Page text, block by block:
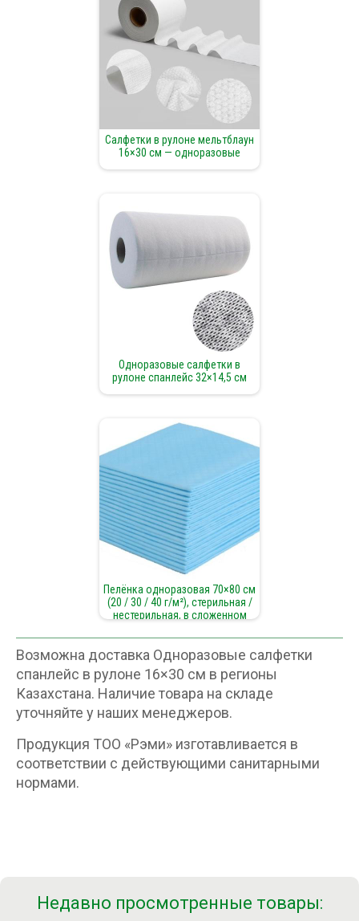
Салфетки в рулоне мельтблаун
16×30 см — одноразовые
Одноразовые салфетки в
рулоне спанлейс 32×14,5 см
Пелёнка одноразовая 70×80 см
(20 / 30 / 40 г/м²), стерильная /
нестерильная, в сложенном
Возможна доставка Одноразовые салфетки
спанлейс в рулоне 16×30 см в регионы
Казахстана. Наличие товара на складе
уточняйте у наших менеджеров.
Продукция ТОО «Рэми» изготавливается в
соответствии с действующими санитарными
нормами.
Недавно просмотренные товары: